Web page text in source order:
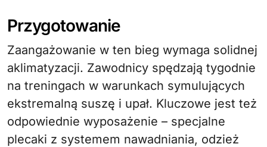
Przygotowanie
Zaangażowanie w ten bieg wymaga solidnej
aklimatyzacji. Zawodnicy spędzają tygodnie
na treningach w warunkach symulujących
ekstremalną suszę i upał. Kluczowe jest też
odpowiednie wyposażenie – specjalne
plecaki z systemem nawadniania, odzież